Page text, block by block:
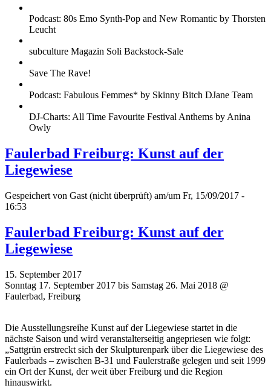
Podcast: 80s Emo Synth-Pop and New Romantic by Thorsten
Leucht
subculture Magazin Soli Backstock-Sale
Save The Rave!
Podcast: Fabulous Femmes* by Skinny Bitch DJane Team
DJ-Charts: All Time Favourite Festival Anthems by Anina
Owly
Faulerbad Freiburg: Kunst auf der
Liegewiese
Gespeichert von Gast (nicht überprüft) am/um Fr, 15/09/2017 -
16:53
Faulerbad Freiburg: Kunst auf der
Liegewiese
15. September 2017
Sonntag 17. September 2017 bis Samstag 26. Mai 2018 @
Faulerbad, Freiburg
Die Ausstellungsreihe Kunst auf der Liegewiese startet in die
nächste Saison und wird veranstalterseitig angepriesen wie folgt:
„Sattgrün erstreckt sich der Skulpturenpark über die Liegewiese des
Faulerbads – zwischen B-31 und Faulerstraße gelegen und seit 1999
ein Ort der Kunst, der weit über Freiburg und die Region
hinauswirkt.